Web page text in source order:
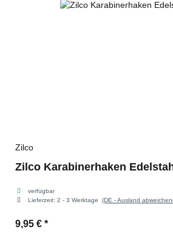
Zilco
Zilco Karabinerhaken
verfügbar
Lieferzeit: 2 - 3 Werktage (DE - Ausland
9,95 € *